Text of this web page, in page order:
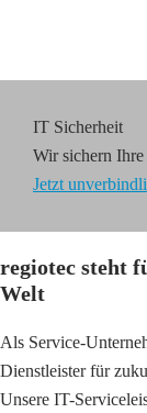
IT Sicherheit
Wir sichern
Jetzt
regiotec steht
Welt
Als Service-
Dienstleister für
Unsere IT-